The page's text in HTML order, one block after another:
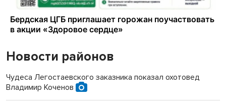
Новости районов
Чудеса Легостаевского заказника показал охотовед
Владимир Коченов